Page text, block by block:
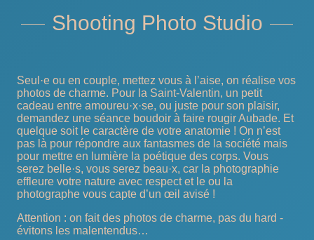
Shooting Photo Studio
Seul·e ou en couple, mettez vous à l’aise, on réalise vos
photos de charme. Pour la Saint-Valentin, un petit
cadeau entre amoureu·x·se, ou juste pour son plaisir,
demandez une séance boudoir à faire rougir Aubade. Et
quelque soit le caractère de votre anatomie ! On n’est
pas là pour répondre aux fantasmes de la société mais
pour mettre en lumière la poétique des corps. Vous
serez belle·s, vous serez beau·x, car la photographie
effleure votre nature avec respect et le ou la
photographe vous capte d’un œil avisé !
Attention : on fait des photos de charme, pas du hard -
évitons les malentendus…